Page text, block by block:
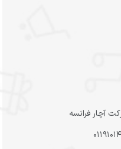
آچار فرانسه